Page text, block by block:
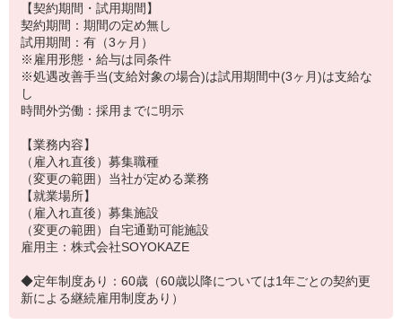
【契約期間・試用期間】
契約期間：期間の定め無し
試用期間：有（3ヶ月）
※雇用形態・給与は同条件
※処遇改善手当(支給対象の場合)は試用期間中(3ヶ月)は支給な
し
時間外労働：採用までに明示
【業務内容】
（雇入れ直後）募集職種
（変更の範囲）当社が定める業務
【就業場所】
（雇入れ直後）募集施設
（変更の範囲）自宅通勤可能施設
雇用主：株式会社SOYOKAZE
◆定年制度あり：60歳（60歳以降については1年ごとの契約更
新による継続雇用制度あり）